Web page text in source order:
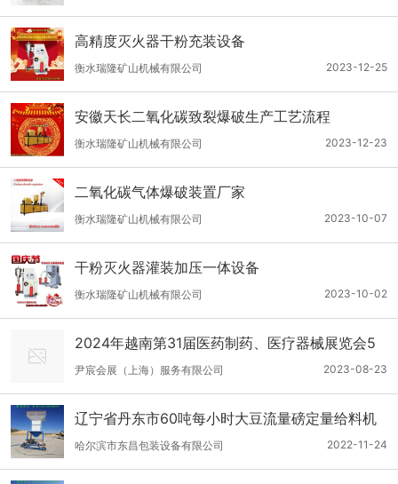
高精度灭火器干粉充装设备
2023-12-25
衡水瑞隆矿山机械有限公司
安徽天长二氧化碳致裂爆破生产工艺流程
2023-12-23
衡水瑞隆矿山机械有限公司
二氧化碳气体爆破装置厂家
2023-10-07
衡水瑞隆矿山机械有限公司
干粉灭火器灌装加压一体设备
2023-10-02
衡水瑞隆矿山机械有限公司
2024年越南第31届医药制药、医疗器械展览会5
月9日召开
2023-08-23
尹宸会展（上海）服务有限公司
辽宁省丹东市60吨每小时大豆流量磅定量给料机
2022-11-24
哈尔滨市东昌包装设备有限公司